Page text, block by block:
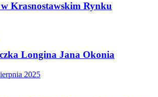
Krasnostawskim Rynku
Longina Jana Okonia
2025